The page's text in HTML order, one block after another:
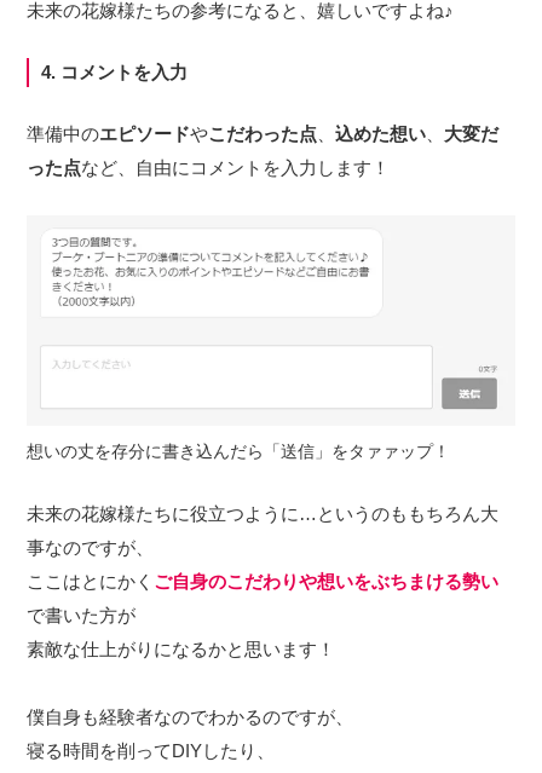
未来の花嫁様たちの参考になると、嬉しいですよね♪
4. コメントを入力
準備中のエピソードやこだわった点 、込めた想い
大変だ
った点など、自由にコメントを入力します！
想いの丈を存分に書き込んだら「送信」をタァァップ！
未来の花嫁様たちに役立つように…というのももちろん大
事なのですが、
ここはとにかく ご自身のこだわりや想いをぶちまける勢い
で書いた方が
素敵な仕上がりになるかと思います！
僕自身も経験者なのでわかるのですが、
寝る時間を削ってDIYしたり、